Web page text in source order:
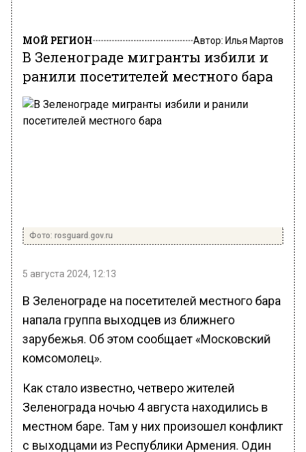
МОЙ РЕГИОН Автор: Илья Мартов
В Зеленограде мигранты избили и
ранили посетителей местного бара
Фото: rosguard.gov.ru
5 августа 2024, 12:13
В Зеленограде на посетителей местного бара
напала группа выходцев из ближнего
зарубежья. Об этом сообщает «Московский
комсомолец».
Как стало известно, четверо жителей
Зеленограда ночью 4 августа находились в
местном баре. Там у них произошел конфликт
с выходцами из Республики Армения. Один